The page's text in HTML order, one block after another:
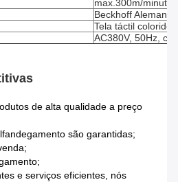
max.300m/minuto
Beckhoff Alemanha
Tela táctil colorido,
AC380V, 50Hz,
de alta qualidade a preço
são garantidas;
e serviços eficientes, nós